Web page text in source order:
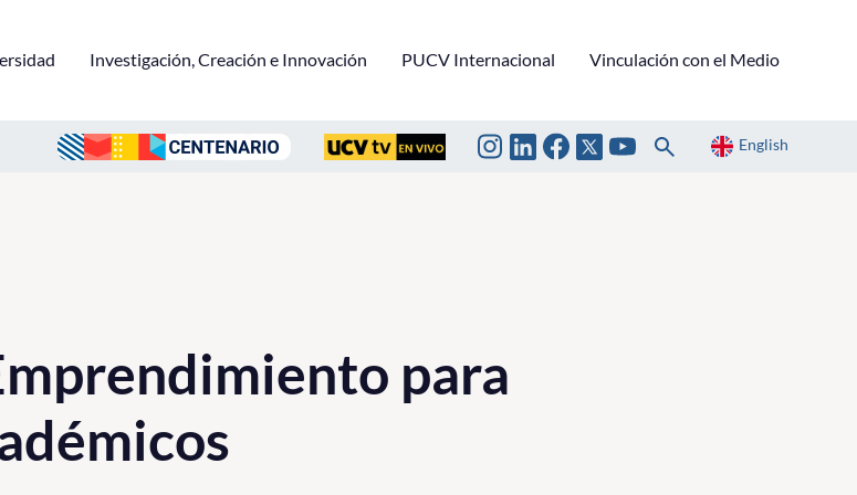
Investigación, Creación e Innovación PUCV Internacional Vinculación con el Medio
English
para